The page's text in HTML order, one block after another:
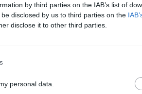
by third parties on the IAB’s list of
disclosed by us to third parties on the
disclose it to other third parties.
personal data.